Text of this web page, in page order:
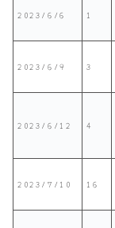
2023/6/6 1
2023/6/9 3
2023/6/12 4
2023/7/10 16